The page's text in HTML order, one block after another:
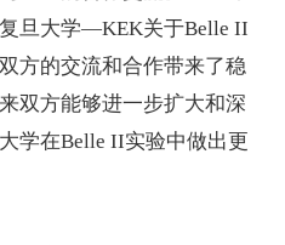
旦大学—KEK关于Belle II
方的交流和合作带来了稳
双方能够进一步扩大和深
学在Belle II实验中做出更